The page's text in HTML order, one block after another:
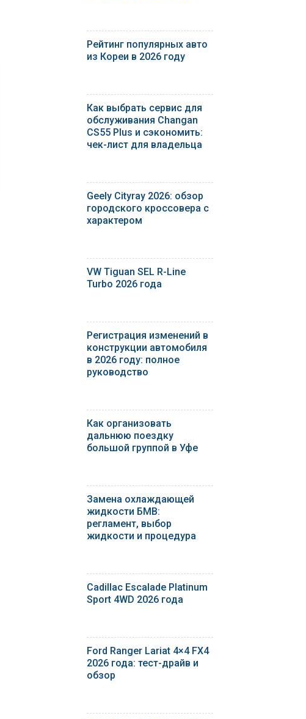
Рейтинг популярных авто
из Кореи в 2026 году
Как выбрать сервис для
обслуживания Changan
CS55 Plus и сэкономить:
чек-лист для владельца
Geely Cityray 2026: обзор
городского кроссовера с
характером
VW Tiguan SEL R-Line
Turbo 2026 года
Регистрация изменений в
конструкции автомобиля
в 2026 году: полное
руководство
Как организовать
дальнюю поездку
большой группой в Уфе
Замена охлаждающей
жидкости БМВ:
регламент, выбор
жидкости и процедура
Cadillac Escalade Platinum
Sport 4WD 2026 года
Ford Ranger Lariat 4×4 FX4
2026 года: тест-драйв и
обзор